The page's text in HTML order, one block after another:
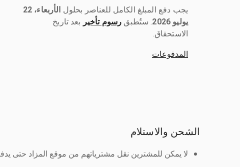
يجب دفع المبلغ الكامل للعناصر بحلول ‎
الأربعاء، 22
يوليو 2026
رسوم تأخير بعد تاريخ
الاستحقاق.
المدفوعات
الشحن والاستلام
لا يمكن للمشترين نقل مشترياتهم من موقع المزاد حتى